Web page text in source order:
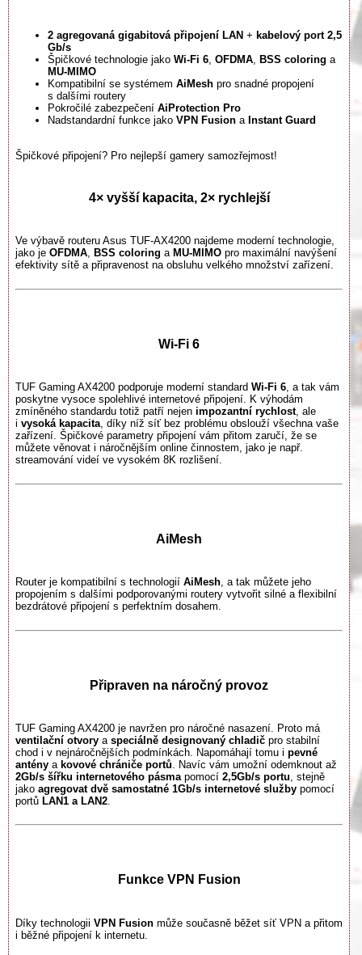
2 agregovaná gigabitová připojení LAN + kabelový port 2,5
Gb/s
Špičkové technologie jako Wi-Fi 6, OFDMA, BSS coloring a
MU-MIMO
Kompatibilní se systémem AiMesh pro snadné propojení
s dalšími routery
Pokročilé zabezpečení AiProtection Pro
Nadstandardní funkce jako VPN Fusion a Instant Guard
Špičkové připojení? Pro nejlepší gamery samozřejmost!
4× vyšší kapacita, 2× rychlejší
Ve výbavě routeru Asus TUF-AX4200 najdeme moderní technologie,
jako je OFDMA, BSS coloring a MU-MIMO pro maximální navýšení
efektivity sítě a připravenost na obsluhu velkého množství zařízení.
Wi-Fi 6
TUF Gaming AX4200 podporuje moderní standard Wi-Fi 6, a tak vám
poskytne vysoce spolehlivé internetové připojení. K výhodám
zmíněného standardu totiž patří nejen impozantní rychlost, ale
i vysoká kapacita, díky níž síť bez problému obslouží všechna vaše
zařízení. Špičkové parametry připojení vám přitom zaručí, že se
můžete věnovat i náročnějším online činnostem, jako je např.
streamování videí ve vysokém 8K rozlišení.
AiMesh
Router je kompatibilní s technologií AiMesh , a tak můžete jeho
propojením s dalšími podporovanými routery vytvořit silné a flexibilní
bezdrátové připojení s perfektním dosahem.
Připraven na náročný provoz
TUF Gaming AX4200 je navržen pro náročné nasazení. Proto má
ventilační otvory a speciálně designovaný chladič pro stabilní
chod i v nejnáročnějších podmínkách. Napomáhají tomu i pevné
antény a kovové chrániče portů . Navíc vám umožní odemknout až
2Gb/s šířku internetového pásma pomocí 2,5Gb/s portu , stejně
jako agregovat dvě samostatné 1Gb/s internetové služby pomocí
portů LAN1 a LAN2
Funkce VPN Fusion
Díky technologii VPN Fusion může současně běžet síť VPN a přitom
i běžné připojení k internetu.